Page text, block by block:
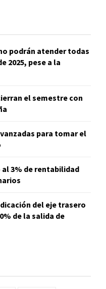
podrán atender todas
2025, pese a la
el semestre con
para tomar el
3% de rentabilidad
del eje trasero
de la salida de